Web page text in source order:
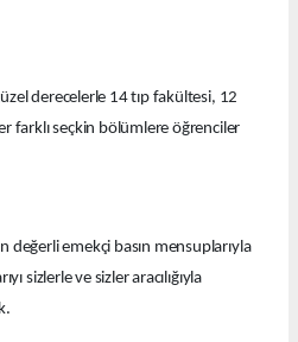
derecelerle 14 tıp fakültesi, 12
farklı seçkin bölümlere öğrenciler
değerli emekçi basın mensuplarıyla
sizlerle ve sizler aracılığıyla